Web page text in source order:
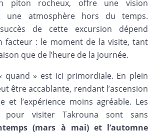
piton rocheux, offre une vision
une atmosphère hors du temps.
de cette excursion dépend
facteur : le moment de la visite, tant
que de l’heure de la journée.
quand » est ici primordiale. En plein
être accablante, rendant l’ascension
et l’expérience moins agréable. Les
pour visiter Takrouna sont sans
(mars à mai) et l’automne